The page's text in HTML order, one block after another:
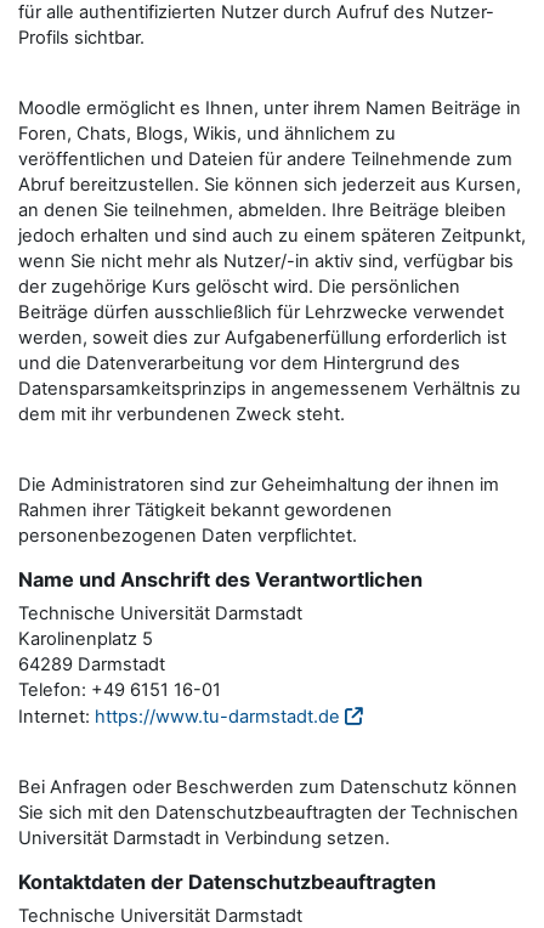
für alle authentifizierten Nutzer durch Aufruf des Nutzer-
Profils sichtbar.
Moodle ermöglicht es Ihnen, unter ihrem Namen Beiträge in
Foren, Chats, Blogs, Wikis, und ähnlichem zu
veröffentlichen und Dateien für andere Teilnehmende zum
Abruf bereitzustellen. Sie können sich jederzeit aus Kursen,
an denen Sie teilnehmen, abmelden. Ihre Beiträge bleiben
jedoch erhalten und sind auch zu einem späteren Zeitpunkt,
wenn Sie nicht mehr als Nutzer/-in aktiv sind, verfügbar bis
der zugehörige Kurs gelöscht wird. Die persönlichen
Beiträge dürfen ausschließlich für Lehrzwecke verwendet
werden, soweit dies zur Aufgabenerfüllung erforderlich ist
und die Datenverarbeitung vor dem Hintergrund des
Datensparsamkeitsprinzips in angemessenem Verhältnis zu
dem mit ihr verbundenen Zweck steht.
Die Administratoren sind zur Geheimhaltung der ihnen im
Rahmen ihrer Tätigkeit bekannt gewordenen
personenbezogenen Daten verpflichtet.
Name und Anschrift des Verantwortlichen
Technische Universität Darmstadt
Karolinenplatz 5
64289 Darmstadt
Telefon: +49 6151 16-01
Internet: https://www.tu-darmstadt.de
Bei Anfragen oder Beschwerden zum Datenschutz können
Sie sich mit den Datenschutzbeauftragten der Technischen
Universität Darmstadt in Verbindung setzen.
Kontaktdaten der Datenschutzbeauftragten
Technische Universität Darmstadt